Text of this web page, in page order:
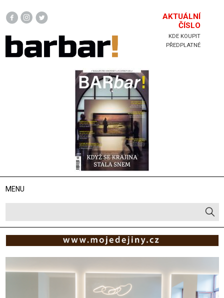
Hlavička
AKTUÁLNÍ
ČÍSLO
KDE KOUPIT
PŘEDPLATNÉ
MENU